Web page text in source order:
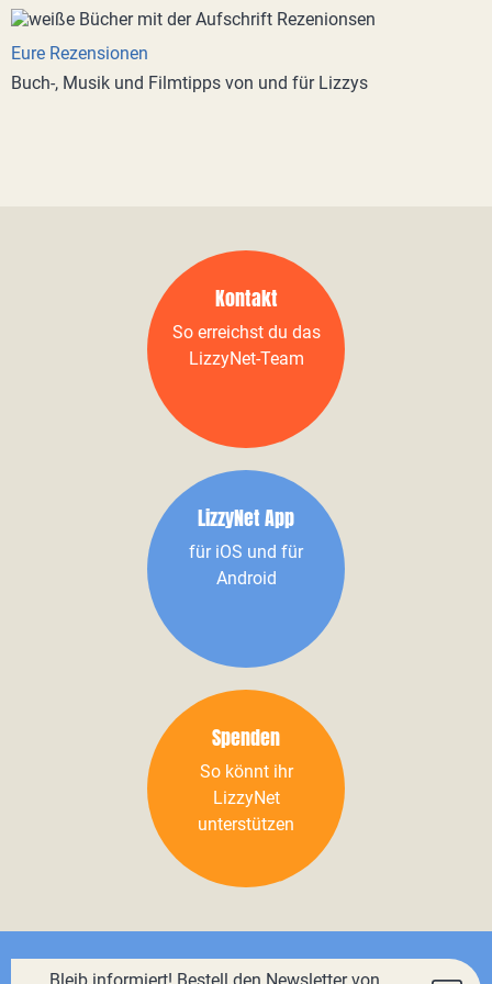
Eure Rezensionen
Buch-, Musik und Filmtipps von und für Lizzys
Kontakt
So erreichst du das
LizzyNet-Team
LizzyNet App
für iOS und für
Android
Spenden
So könnt ihr
LizzyNet
unterstützen